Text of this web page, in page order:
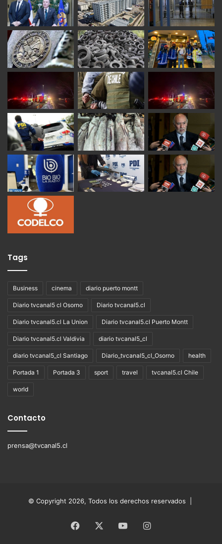
Tags
Business cinema diario puerto montt
Diario tvcanal5 cl Osorno Diario tvcanal5.cl
Diario tvcanal5.cl La Union Diario tvcanal5.cl Puerto Montt
Diario tvcanal5.cl Valdivia diario tvcanal5_cl
diario tvcanal5_cl Santiago Diario_tvcanal5_cl_Osorno health
Portada 1 Portada 3 sport travel tvcanal5.cl Chile
world
Contacto
prensa@tvcanal5.cl
© Copyright 2026, Todos los derechos reservados |
Facebook YouTubeInstagram